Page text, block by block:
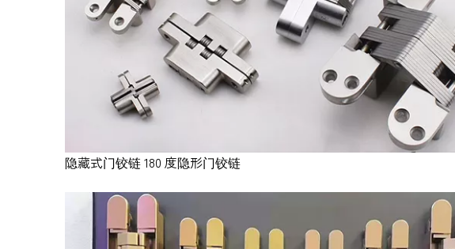
隐藏式门铰链 180 度隐形门铰链